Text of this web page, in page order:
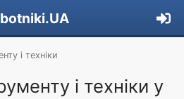
і техніки
і техніки у